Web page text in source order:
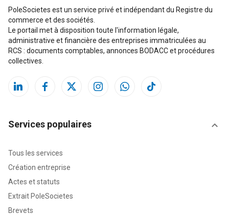
PoleSocietes est un service privé et indépendant du Registre du
commerce et des sociétés.
Le portail met à disposition toute l'information légale,
administrative et financière des entreprises immatriculées au
RCS : documents comptables, annonces BODACC et procédures
collectives.
Services populaires
Tous les services
Création entreprise
Actes et statuts
Extrait PoleSocietes
Brevets